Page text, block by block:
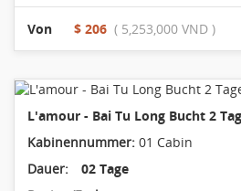
Von $ 206 ( 5,253,000 VND )
L'amour - Bai Tu Long Bucht 2
Kabinennummer: 01 Cabin
Dauer:
02 Tage